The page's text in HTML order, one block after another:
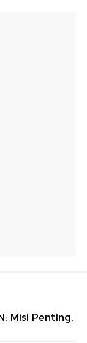
Misi Penting,